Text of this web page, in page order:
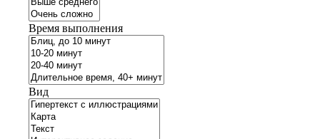
Время выполнения
Вид